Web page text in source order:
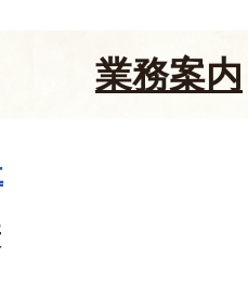
業務案内